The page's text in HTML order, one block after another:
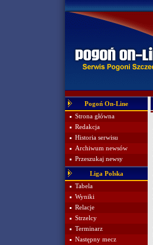
Pogoń On-Line
Strona główna
Redakcja
Historia serwisu
Archiwum newsów
Przeszukaj newsy
Liga Polska
Tabela
Wyniki
Relacje
Strzelcy
Terminarz
Następny mecz